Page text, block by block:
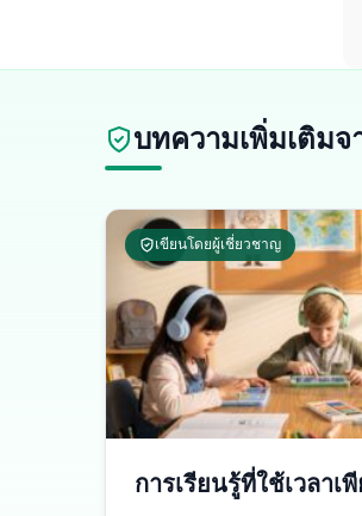
บทความเพิ่มเติม
เขียนโดยผู้เชี่ยวชาญ
การเรียนรู้ที่ใช้เวลาเ